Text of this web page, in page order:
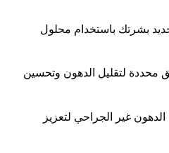
بشرتك باستخدام محلول
محددة لتقليل الدهون وتحسين
الدهون غير الجراحي لتعزيز